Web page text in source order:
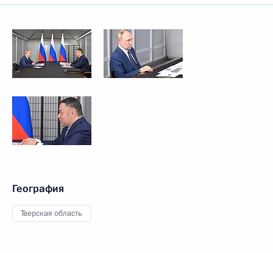
География
Тверская область